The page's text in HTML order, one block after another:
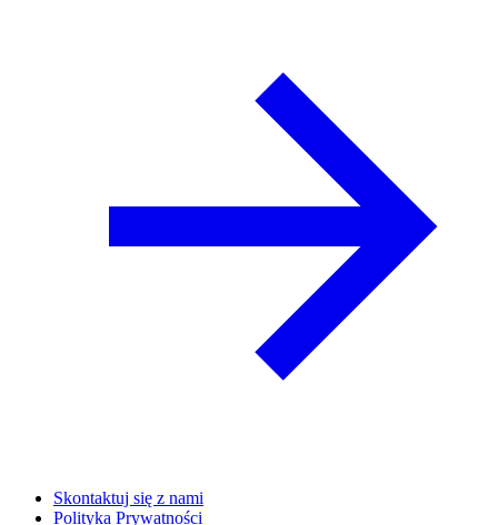
Skontaktuj się z nami
Polityka Prywatności